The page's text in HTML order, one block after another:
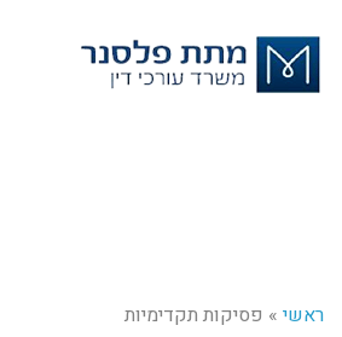
ראשי » פסיקות תקדימיות